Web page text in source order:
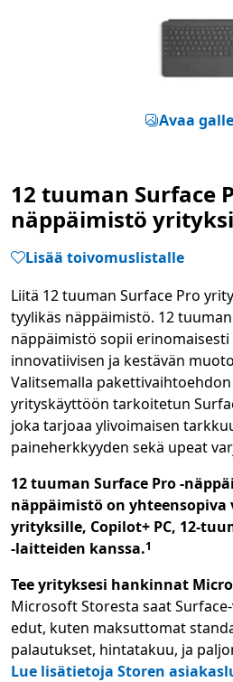
Avaa
12 tuuman Surface
näppäimistö
Lisää toivomuslistalle
Liitä 12 tuuman Surface Pro
tyylikäs näppäimistö. 12
näppäimistö sopii
innovatiivisen ja kestävän
Valitsemalla
yrityskäyttöön tarkoitetun
joka tarjoaa ylivoimaisen
paineherkkyyden sekä upeat
12 tuuman Surface Pro -
näppäimistö on yhteensopiva
yrityksille, Copilot+ PC, 12-
-laitteiden kanssa.
Footnote
1
Tee yrityksesi hankinnat
Microsoft Storesta saat
edut, kuten maksuttomat
palautukset, hintatakuu, ja
Lue lisätietoja Storen